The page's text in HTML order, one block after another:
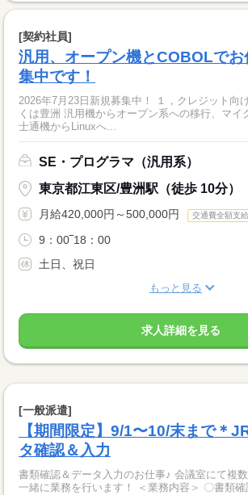
[契約社員]
汎用、オープン機とCOBOLで
集中です！
2026年7月23日新規募集中！ １，クレジット向け案件 ⇒江田もし
くは豊洲 汎用機からオープン系への移行、マイ
士通機からLinuxへ...
SE・プログラマ（汎用系）
東京都江東区/豊洲駅（徒歩 10分）
月給420,000円～500,000円 交通費全額支給
9：00‾18：00
土日、祝日
もっと見る
求人詳細を見る
[一般派遣]
【期間限定】9/1〜10/末まで＊
タ確認＆入力
書類確認＆データ入力のお仕事♪ 会議室にて複
一緒に業務を行います！ ＜業務内容＞ 〇書類確認 〇Excelフォーマ